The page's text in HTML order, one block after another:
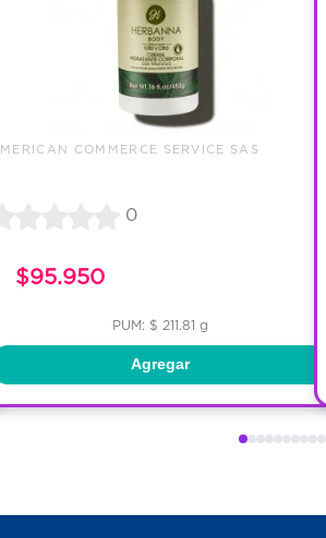
COMMERCE SERVICE SAS
0
$95.950
PUM: $ 211.81 g
Agregar